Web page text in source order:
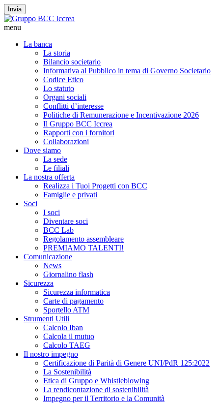
Invia
menu
La banca
La storia
Bilancio societario
Informativa al Pubblico in tema di Governo Societario
Codice Etico
Lo statuto
Organi sociali
Conflitti d’interesse
Politiche di Remunerazione e Incentivazione 2026
Il Gruppo BCC Iccrea
Rapporti con i fornitori
Collaborazioni
Dove siamo
La sede
Le filiali
La nostra offerta
Realizza i Tuoi Progetti con BCC
Famiglie e privati
Soci
I soci
Diventare soci
BCC Lab
Regolamento assembleare
PREMIAMO TALENTI!
Comunicazione
News
Giornalino flash
Sicurezza
Sicurezza informatica
Carte di pagamento
Sportello ATM
Strumenti Utili
Calcolo Iban
Calcola il mutuo
Calcolo TAEG
Il nostro impegno
Certificazione di Parità di Genere UNI/PdR 125:2022
La Sostenibilità
Etica di Gruppo e Whistleblowing
La rendicontazione di sostenibilità
Impegno per il Territorio e la Comunità